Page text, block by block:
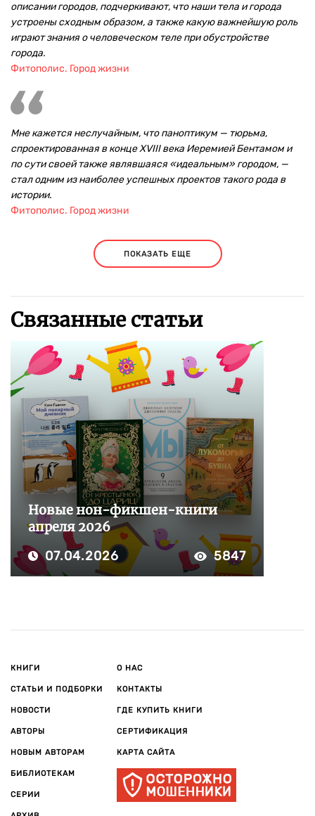
описании городов, подчеркивают, что наши тела и города
устроены сходным образом, а также какую важнейшую роль
играют знания о человеческом теле при обустройстве
города.
Фитополис. Город жизни
Мне кажется неслучайным, что паноптикум — тюрьма,
спроектированная в конце XVIII века Иеремией Бентамом и
по сути своей также являвшаяся «идеальным» городом, —
стал одним из наиболее успешных проектов такого рода в
истории.
Фитополис. Город жизни
ПОКАЗАТЬ ЕЩЕ
Связанные статьи
Новые нон-фикшен-книги
апреля 2026
07.04.2026 5847
КНИГИ
СТАТЬИ И ПОДБОРКИ
НОВОСТИ
АВТОРЫ
НОВЫМ АВТОРАМ
БИБЛИОТЕКАМ
СЕРИИ
О НАС
КОНТАКТЫ
ГДЕ КУПИТЬ КНИГИ
СЕРТИФИКАЦИЯ
КАРТА САЙТА